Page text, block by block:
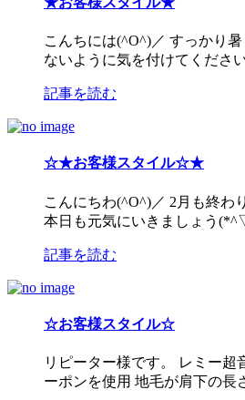
こんちには(^O^)／ すっかり
ないように気を付けてくださ
記事を読む
☆★お客様スタイル☆★
こんにちわ(^O^)／ 2月も終わ
本日も元気にいきましょう
記事を読む
☆お客様スタイル☆
リピーター様です。 レミー超
ーポンを使用 地毛が肩下の長